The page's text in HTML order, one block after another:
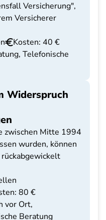
Versicherung",
Versicherer
Kosten: 40 €
Telefonische
Widerspruch
zwischen Mitte 1994
wurden, können
80 €
vor Ort,
Beratung